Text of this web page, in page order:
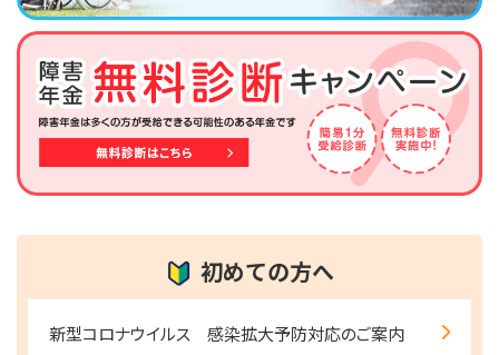
初めての方へ
新型コロナウイルス 感染拡大予防対応のご案内